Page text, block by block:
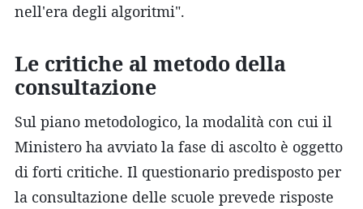
nell'era degli algoritmi".
Le critiche al metodo della
consultazione
Sul piano metodologico, la modalità con cui il
Ministero ha avviato la fase di ascolto è oggetto
di forti critiche. Il questionario predisposto per
la consultazione delle scuole prevede risposte